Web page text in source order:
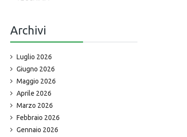
Archivi
Luglio 2026
Giugno 2026
Maggio 2026
Aprile 2026
Marzo 2026
Febbraio 2026
Gennaio 2026